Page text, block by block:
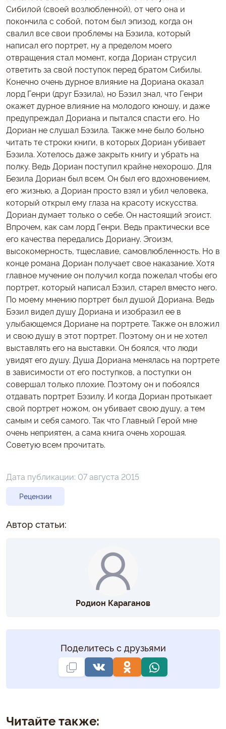
Сибилой (своей возлюбленной), от чего она и
покончила с собой, потом был эпизод, когда он
свалил все свои проблемы на Бэзила, который
написал его портрет, ну а пределом моего
отвращения стал момент, когда Дориан струсил
ответить за свой поступок перед братом Сибилы.
Конечно очень дурное влияние на Дориана оказал
лорд Генри (друг Бэзила), но Бэзил знал, что Генри
окажет дурное влияние на молодого юношу, и даже
предупреждал Дориана и пытался спасти его. Но
Дориан не слушал Бэзила. Также мне было больно
читать те строки книги, в которых Дориан убивает
Бэзила. Хотелось даже закрыть книгу и убрать на
полку. Ведь Дориан поступил крайне нехорошо. Для
Безила Дориан был всем. Он был его вдохновением,
его жизнью, а Дориан просто взял и убил человека,
который открыл ему глаза на красоту искусства.
Дориан думает только о себе. Он настоящий эгоист.
Впрочем, как сам лорд Генри. Ведь практически все
его качества передались Дориану. Эгоизм,
высокомерность, тщеславие, самовлюбленность. Но в
конце романа Дориан получает свое наказание. Хотя
главное мучение он получил когда пожелал чтобы его
портрет, который написал Бэзил, старел вместо него.
По моему мнению портрет был душой Дориана. Ведь
Бэзил видел душу Дориана и изобразил ее в
улыбающемся Дориане на портрете. Также он вложил
и свою душу в этот портрет. Поэтому он и не хотел
выставлять его на выставки. Он боялся, что люди
увидят его душу. Душа Дориана менялась на портрете
в зависимости от его поступков, а поступки он
совершал только плохие. Поэтому он и побоялся
отдавать портрет Бэзилу. И когда Дориан протыкает
свой портрет ножом, он убивает свою душу, а тем
самым и себя самого. Так что Главный Герой мне
очень неприятен, а сама книга очень хорошая.
Советую всем прочитать.
Дата публикации: 07 августа 2015
Рецензии
Автор статьи:
Родион Караганов
Поделитесь с друзьями
Читайте также: